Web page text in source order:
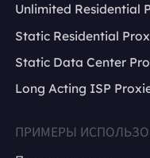
Unlimited Residential
Static Residential
Static Data Center
Long Acting ISP
ПРИМЕРЫ